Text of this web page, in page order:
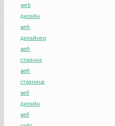
web
дизайн
веб-
дизайнер
веб-
сторінка
веб-
страница
веб
дизайн
веб